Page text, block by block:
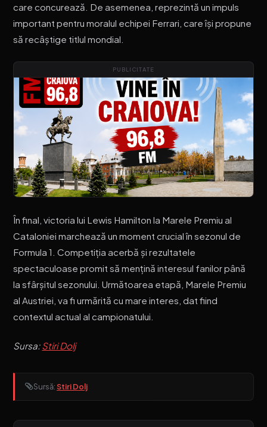
care concurează. De asemenea, reprezintă un impuls
important pentru moralul echipei Ferrari, care își propune
să recâștige titlul mondial.
PUBLICITATE
În final, victoria lui Lewis Hamilton la Marele Premiu al
Cataloniei marchează un moment crucial în sezonul de
Formula 1. Competiția acerbă și rezultatele
spectaculoase promit să mențină interesul fanilor până
la sfârșitul sezonului. Următoarea etapă, Marele Premiu
al Austriei, va fi urmărită cu mare interes, dat fiind
contextul actual al campionatului.
Sursa:Stiri Dolj
Sursă:Stiri Dolj